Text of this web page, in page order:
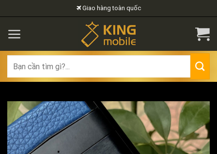
to
content
Giao hàng toàn quốc
for: